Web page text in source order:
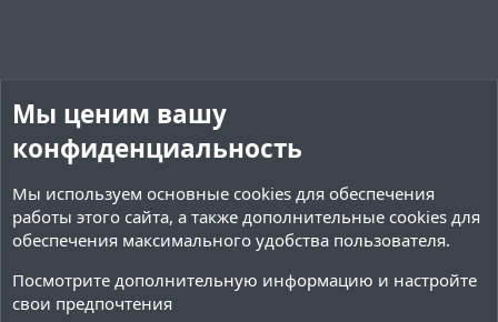
Мы ценим вашу
конфиденциальность
Мы используем основные cookies для обеспечения
работы этого сайта, а также дополнительные cookies для
обеспечения максимального удобства пользователя.
Посмотрите дополнительную информацию и настройте
свои предпочтения